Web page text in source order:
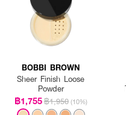
BOBBI BROWN
Sheer Finish Loose
Powder
฿1,755฿1,950 (10%)